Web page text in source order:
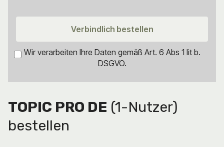
Verbindlich bestellen
Wir verarbeiten Ihre Daten gemäß Art. 6 Abs 1 lit b.
DSGVO.
TOPIC PRO DE (1-Nutzer)
bestellen